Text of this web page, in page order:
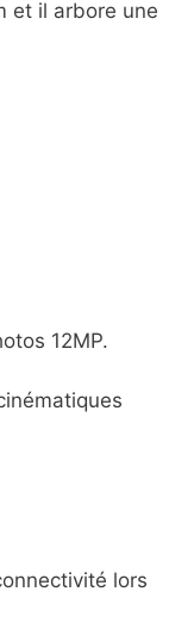
et il arbore une
12MP.
lors